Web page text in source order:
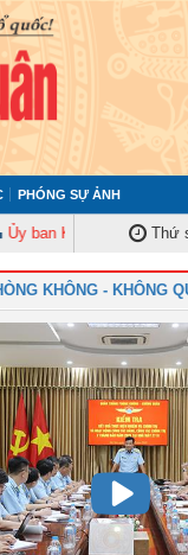
PHÓNG SỰ ẢNH
tra Quân ủy TrungThứ
KHÔNG - KHÔNG